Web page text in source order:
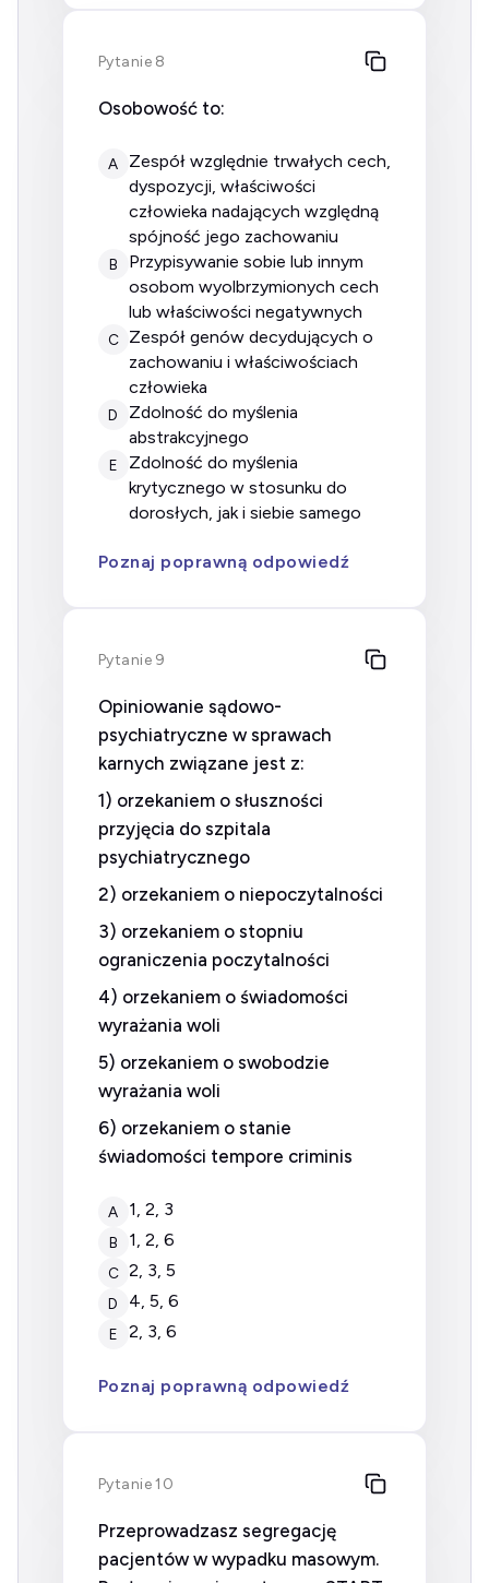
Pytanie 8
Osobowość to:
A
Zespół względnie trwałych cech,
dyspozycji, właściwości
człowieka nadających względną
spójność jego zachowaniu
B
Przypisywanie sobie lub innym
osobom wyolbrzymionych cech
lub właściwości negatywnych
C
Zespół genów decydujących o
zachowaniu i właściwościach
człowieka
D
Zdolność do myślenia
abstrakcyjnego
E
Zdolność do myślenia
krytycznego w stosunku do
dorosłych, jak i siebie samego
Poznaj poprawną odpowiedź
Pytanie 9
Opiniowanie sądowo-
psychiatryczne w sprawach
karnych związane jest z:
1) orzekaniem o słuszności
przyjęcia do szpitala
psychiatrycznego
2) orzekaniem o niepoczytalności
3) orzekaniem o stopniu
ograniczenia poczytalności
4) orzekaniem o świadomości
wyrażania woli
5) orzekaniem o swobodzie
wyrażania woli
6) orzekaniem o stanie
świadomości tempore criminis
A 1, 2, 3
B 1, 2, 6
C 2, 3, 5
D 4, 5, 6
E 2, 3, 6
Poznaj poprawną odpowiedź
Pytanie 10
Przeprowadzasz segregację
pacjentów w wypadku masowym.